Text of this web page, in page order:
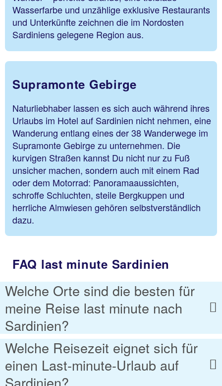
Wasserfarbe und unzählige exklusive Restaurants
und Unterkünfte zeichnen die im Nordosten
Sardiniens gelegene Region aus.
Supramonte Gebirge
Naturliebhaber lassen es sich auch während ihres
Urlaubs im Hotel auf Sardinien nicht nehmen, eine
Wanderung entlang eines der 38 Wanderwege im
Supramonte Gebirge zu unternehmen. Die
kurvigen Straßen kannst Du nicht nur zu Fuß
unsicher machen, sondern auch mit einem Rad
oder dem Motorrad: Panoramaaussichten,
schroffe Schluchten, steile Bergkuppen und
herrliche Almwiesen gehören selbstverständlich
dazu.
FAQ last minute Sardinien
Welche Orte sind die besten für
meine Reise last minute nach
Sardinien?
Welche Reisezeit eignet sich für
einen Last-minute-Urlaub auf